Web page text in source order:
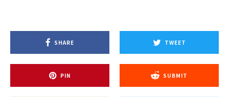
SHARE TWEET
PIN SUBMIT